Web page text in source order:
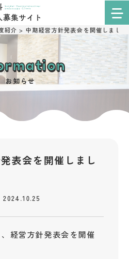
紹介 > 中期経営方針発表会を開催しました
お知らせ
表会を開催しまし
2024.10.25
経営方針発表会を開催